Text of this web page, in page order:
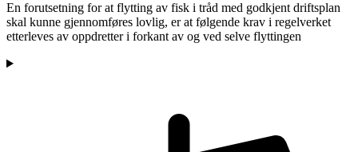
En forutsetning for at flytting av fisk i tråd med godkjent driftsplan
skal kunne gjennomføres lovlig, er at følgende krav i regelverket
etterleves av oppdretter i forkant av og ved selve flyttingen